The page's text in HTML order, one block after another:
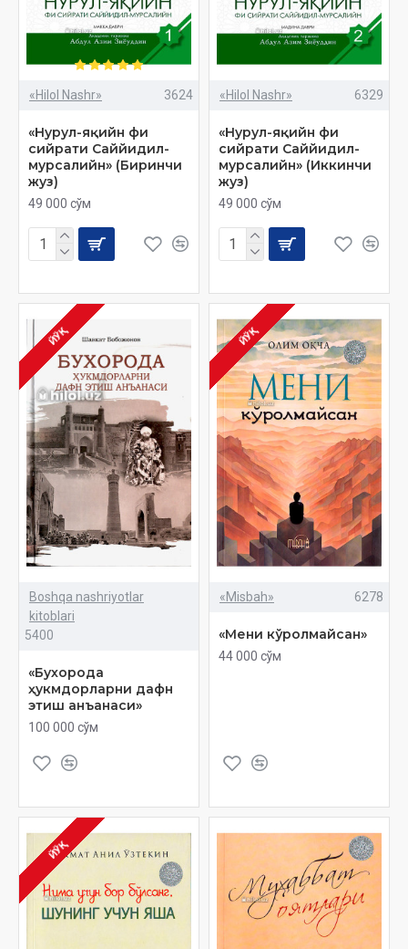
«Hilol Nashr» 3624
«Нурул-яқийн фи
сийрати Саййидил-
мурсалийн» (Биринчи
жуз)
49 000 сўм
«Hilol Nashr» 6329
«Нурул-яқийн фи
сийрати Саййидил-
мурсалийн» (Иккинчи
жуз)
49 000 сўм
ЙЎҚ
Boshqa nashriyotlar
kitoblari
5400
«Бухорода
ҳукмдорларни дафн
этиш анъанаси»
100 000 сўм
ЙЎҚ
«Misbah» 6278
«Мени кўролмайсан»
44 000 сўм
ЙЎҚ